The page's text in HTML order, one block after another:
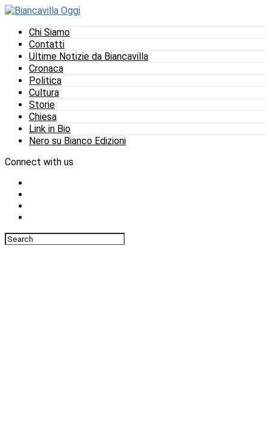
Chi Siamo
Contatti
Ultime Notizie da Biancavilla
Cronaca
Politica
Cultura
Storie
Chiesa
Link in Bio
Nero su Bianco Edizioni
Connect with us